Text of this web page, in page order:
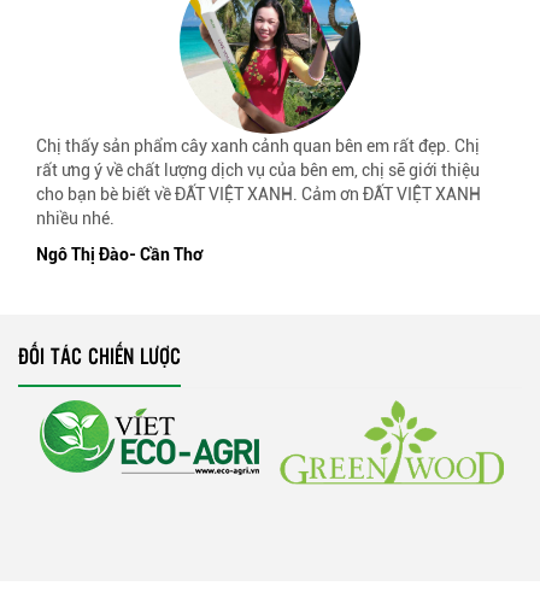
Chị thấy sản phẩm cây xanh cảnh quan bên em rất đẹp. Chị
rất ưng ý về chất lượng dịch vụ của bên em, chị sẽ giới thiệu
cho bạn bè biết về ĐẤT VIỆT XANH. Cảm ơn ĐẤT VIỆT XANH
nhiều nhé.
Ngô Thị Đào- Cần Thơ
ĐỐI TÁC CHIẾN LƯỢC